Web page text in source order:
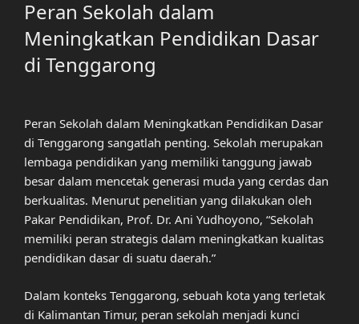
Peran Sekolah dalam
Meningkatkan Pendidikan Dasar
di Tenggarong
Peran Sekolah dalam Meningkatkan Pendidikan Dasar
di Tenggarong sangatlah penting. Sekolah merupakan
lembaga pendidikan yang memiliki tanggung jawab
besar dalam mencetak generasi muda yang cerdas dan
berkualitas. Menurut penelitian yang dilakukan oleh
Pakar Pendidikan, Prof. Dr. Ani Yudhoyono, “Sekolah
memiliki peran strategis dalam meningkatkan kualitas
pendidikan dasar di suatu daerah.”
Dalam konteks Tenggarong, sebuah kota yang terletak
di Kalimantan Timur, peran sekolah menjadi kunci